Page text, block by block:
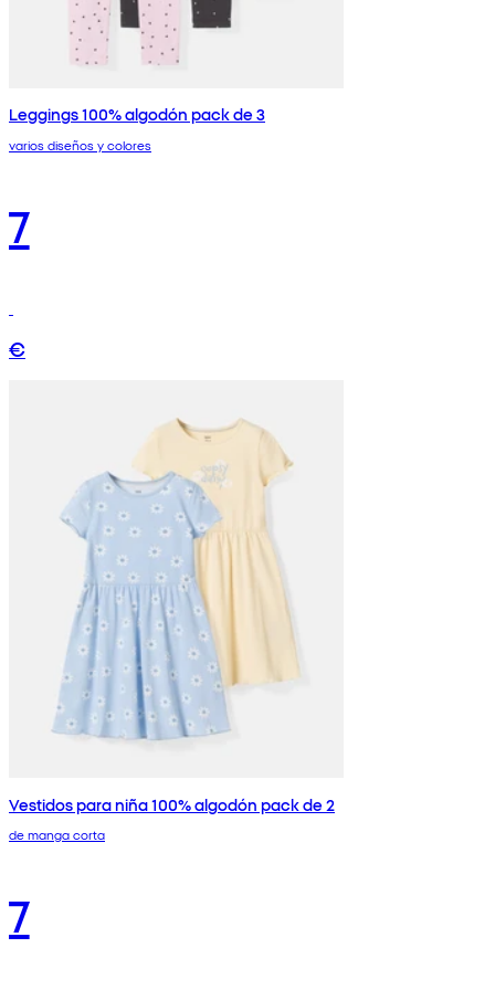
Leggings 100% algodón pack de 3
varios diseños y colores
7
€
Vestidos para niña 100% algodón pack de 2
de manga corta
7